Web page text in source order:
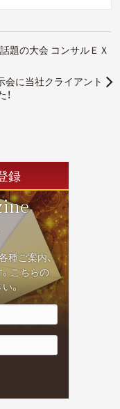
題の大会 コンサルＥＸ
会に当社クライアント
録
種ご案内、
こちらの
。